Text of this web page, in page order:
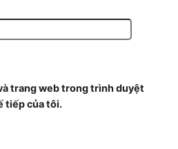
trang web trong trình duyệt
tiếp của tôi.